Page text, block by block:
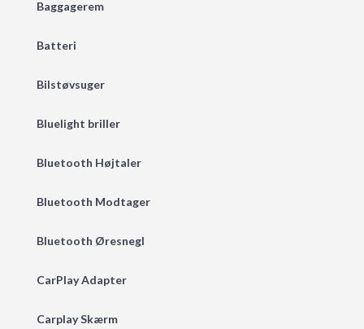
Baggagerem
Batteri
Bilstøvsuger
Bluelight briller
Bluetooth Højtaler
Bluetooth Modtager
Bluetooth Øresnegl
CarPlay Adapter
Carplay Skærm